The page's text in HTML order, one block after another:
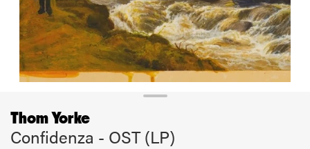
Thom Yorke
Confidenza - OST (LP)